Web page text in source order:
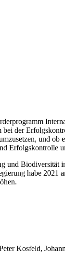
der
und ob
Erfolgskontrolle
und
habe 2021
Kosfeld,